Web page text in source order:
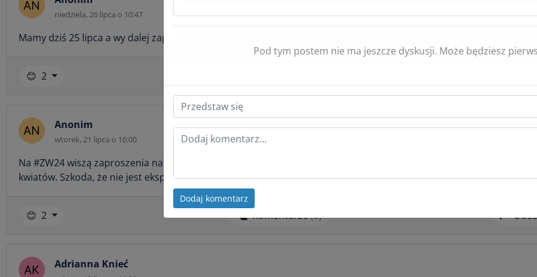
niedziela, 26 lipca o 10:47
Mamy dziś 25 lipca a wy dalej zapraszacie na imprezy, które się odbyły tydzień temu :-))))
😊 2
Anonim
wtorek, 21 lipca o 16:00
Na #ZW24 wiszą zaproszenia na imprezy, które się już odbyły a filmik o czarnej pszczole jest aktualny do końca
kwiatów. Szkoda, że nie jest eksponowany w dogodniejszej formie. Przecież to obcowanie z przyrodą w
😊 2 Komentarze(0)
Adrianna Knieć
Pod tym postem nie ma jeszcze dyskusji. Może będziesz
Dodaj komentarz